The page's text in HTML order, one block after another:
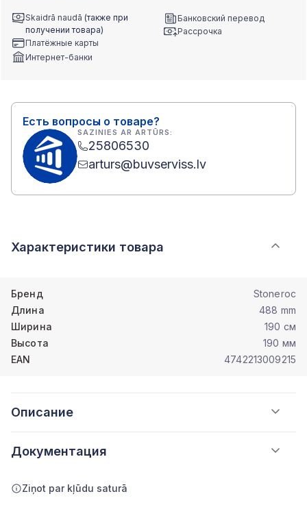
Skaidrā naudā (также при
получении товара)
Платёжные карты
Интернет-банки
Банковский перевод
Рассрочка
Есть вопросы о товаре?
SAZINIES AR ARTŪRS:
25806530
arturs@buvserviss.lv
Характеристики товара
Бренд
Stoneroc
Длина
488 mm
Ширина
190 см
Высота
190 мм
EAN
4742213009215
Описание
Документация
Ziņot par kļūdu saturā